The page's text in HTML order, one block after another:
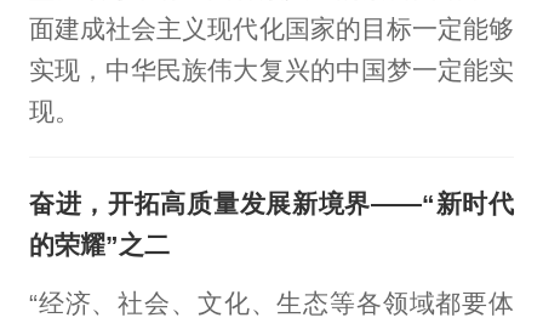
面建成社会主义现代化国家的目标一定能够
实现，中华民族伟大复兴的中国梦一定能实
现。
奋进，开拓高质量发展新境界——“新时代
的荣耀”之二
“经济、社会、文化、生态等各领域都要体